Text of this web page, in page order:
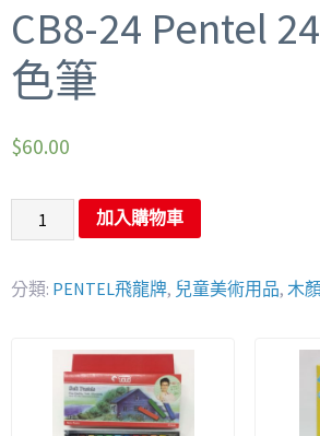
CB8-24 Pentel
色筆
$60.00
加入購物車
分類: PENTEL飛龍牌, 兒童美術用品, 木